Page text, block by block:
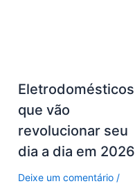
Eletrodomésticos
que vão
revolucionar seu
dia a dia em 2026
Deixe um comentário /